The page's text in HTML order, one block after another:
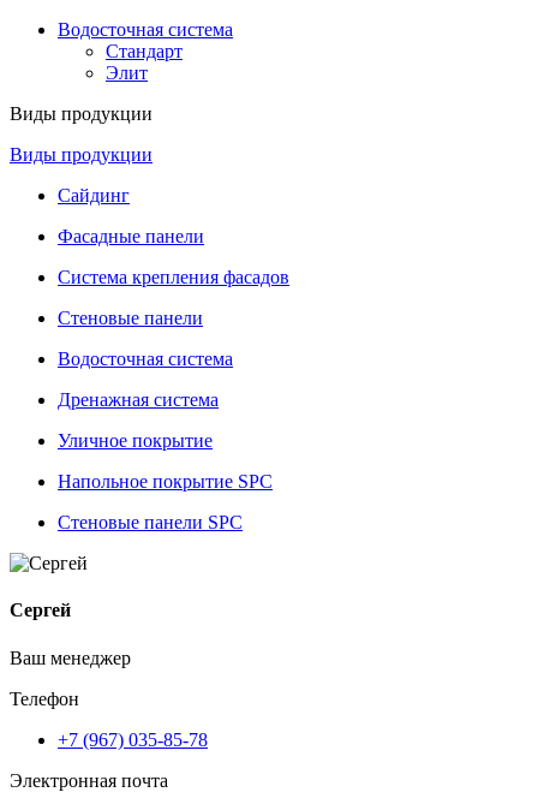
Водосточная система
Стандарт
Элит
Виды продукции
Виды продукции
Сайдинг
Фасадные панели
Система крепления фасадов
Стеновые панели
Водосточная система
Дренажная система
Уличное покрытие
Напольное покрытие SPC
Стеновые панели SPC
Сергей
Ваш менеджер
Телефон
+7 (967) 035-85-78
Электронная почта